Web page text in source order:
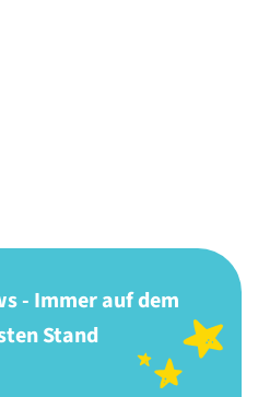
- Immer auf dem
Stand